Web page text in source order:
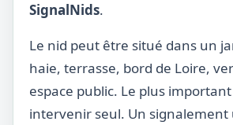
SignalNids.
Le nid peut être situé dans un
haie, terrasse, bord de Loire,
espace public. Le plus
intervenir seul. Un